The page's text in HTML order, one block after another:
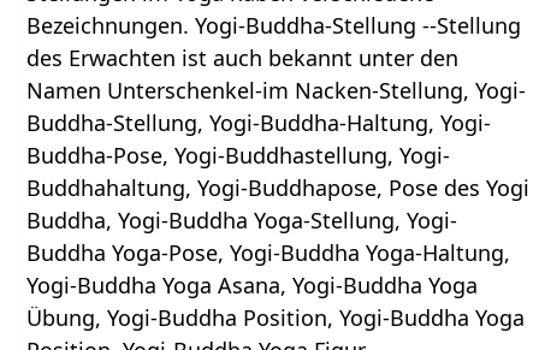
Bezeichnungen. Yogi-Buddha-Stellung --Stellung
des Erwachten ist auch bekannt unter den
Namen Unterschenkel-im Nacken-Stellung, Yogi-
Buddha-Stellung, Yogi-Buddha-Haltung, Yogi-
Buddha-Pose, Yogi-Buddhastellung, Yogi-
Buddhahaltung, Yogi-Buddhapose, Pose des Yogi
Buddha, Yogi-Buddha Yoga-Stellung, Yogi-
Buddha Yoga-Pose, Yogi-Buddha Yoga-Haltung,
Yogi-Buddha Yoga Asana, Yogi-Buddha Yoga
Übung, Yogi-Buddha Position, Yogi-Buddha Yoga